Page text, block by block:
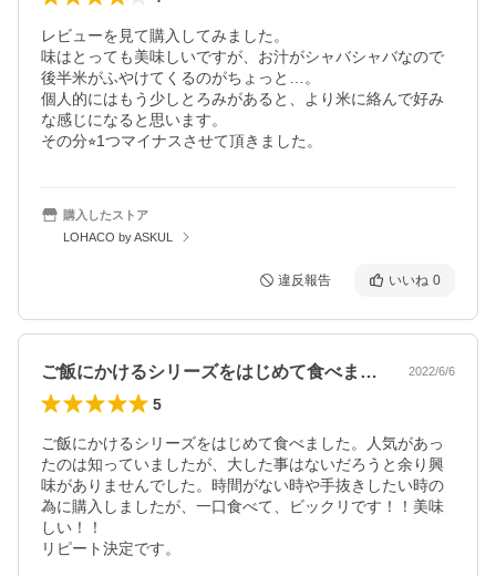
レビューを見て購入してみました。
味はとっても美味しいですが、お汁がシャバシャバなので
後半米がふやけてくるのがちょっと…。
個人的にはもう少しとろみがあると、より米に絡んで好み
な感じになると思います。
その分⭐︎1つマイナスさせて頂きました。
購入したストア
LOHACO by ASKUL
違反報告 いいね 0
ご飯にかけるシリーズをはじめて食べまし… 2022/6/6
5
ご飯にかけるシリーズをはじめて食べました。人気があっ
たのは知っていましたが、大した事はないだろうと余り興
味がありませんでした。時間がない時や手抜きしたい時の
為に購入しましたが、一口食べて、ビックリです！！美味
しい！！
リピート決定です。